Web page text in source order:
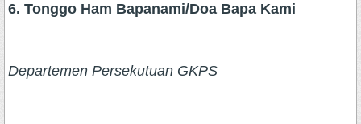
6. Tonggo Ham Bapanami/Doa Bapa Kami
Departemen Persekutuan GKPS